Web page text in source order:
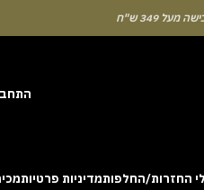
349 ש"ח
החזרות/החלפותמדיניות פרטיות